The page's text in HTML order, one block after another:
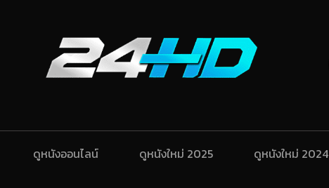
ดูหนังออนไลน์ ดูหนังใหม่ 2025 ดูหนังใหม่ 2024